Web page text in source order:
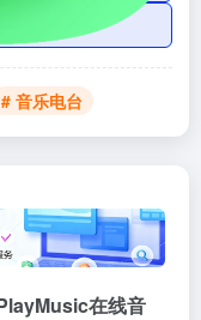
# 音乐电台
在线音